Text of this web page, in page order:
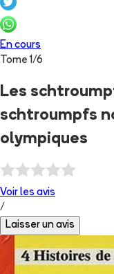
En cours
Tome1/6
Les
schtroumpfs
olympiques
Voir les avis
/
Laisser un avis